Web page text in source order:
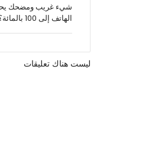
شيء غريب ومضحك
الهاتف إلى 100 بالمائة؟
ليست هناك تعليقات